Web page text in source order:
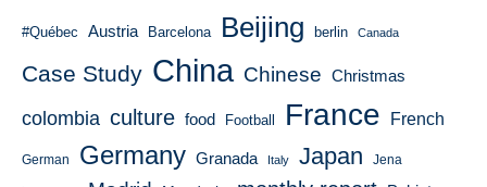
#Québec Austria Barcelona Beijing berlin Canada
Case Study China Chinese Christmas
colombia culture food Football France French
German Germany Granada Italy Japan Jena